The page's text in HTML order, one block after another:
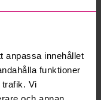
anpassa innehållet
funktioner
Vi